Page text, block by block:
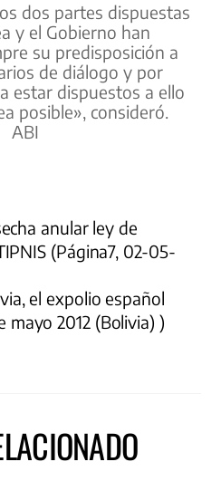
dos partes dispuestas
y el Gobierno han
su predisposición a
de diálogo y por
estar dispuestos a ello
posible», consideró.
anular ley de
(Página7, 02-05-
el expolio español
mayo 2012 (Bolivia) )